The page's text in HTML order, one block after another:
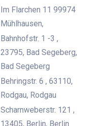
Im Flarchen 11 99974
Mühlhausen,
Bahnhofstr. 1 -3 ,
23795, Bad Segeberg,
Bad Segeberg
Behringstr. 6 , 63110,
Rodgau, Rodgau
Scharnweberstr. 121 ,
13405, Berlin, Berlin